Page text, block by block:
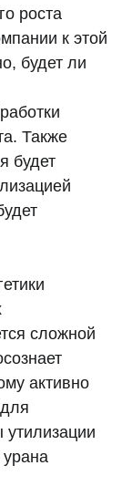
роста
к этой
будет ли
Также
будет
сложной
активно
урана